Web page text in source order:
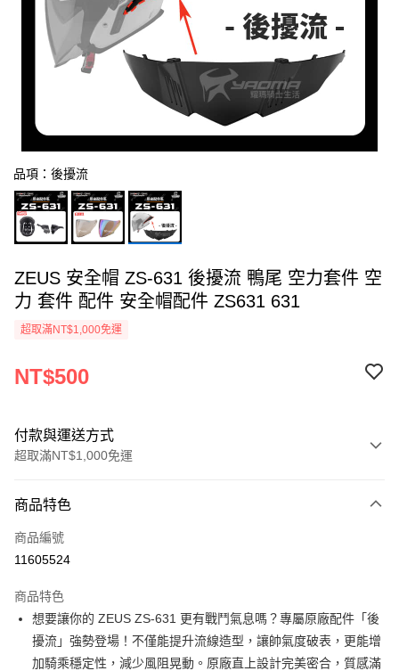
品項：後擾流
ZEUS 安全帽 ZS-631 後擾流 鴨尾 空力套件 空
力 套件 配件 安全帽配件 ZS631 631
超取滿NT$1,000免運
NT$500
付款與運送方式
超取滿NT$1,000免運
信用卡一次付款
超商取貨付款
ATM付款
運送方式
商品特色
商品編號
11605524
商品特色
想要讓你的 ZEUS ZS-631 更有戰鬥氣息嗎？專屬原廠配件「後
擾流」強勢登場！不僅能提升流線造型，讓帥氣度破表，更能增
加騎乘穩定性，減少風阻晃動。原廠直上設計完美密合，質感滿